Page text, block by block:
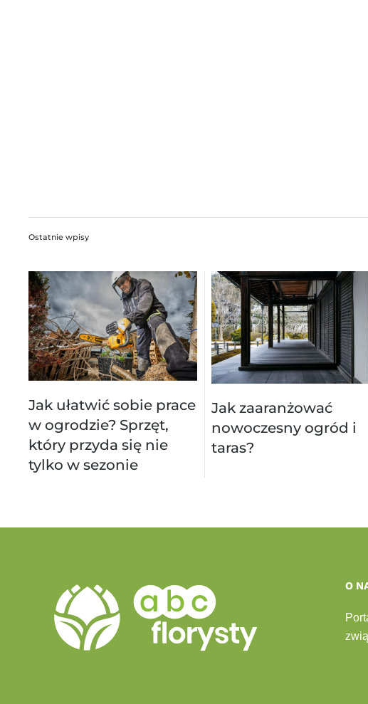
Ostatnie wpisy
Jak ułatwić sobie prace
w ogrodzie? Sprzęt,
który przyda się nie
tylko w sezonie
Jak zaaranżować
nowoczesny ogród i
taras?
O